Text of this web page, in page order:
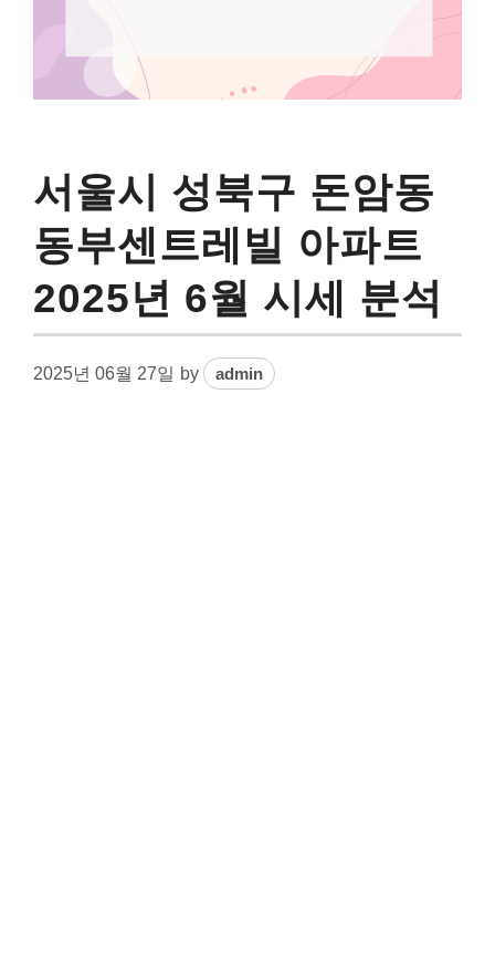
서울시 성북구 돈암동
동부센트레빌 아파트
2025년 6월 시세 분석
2025년 06월 27일 by admin